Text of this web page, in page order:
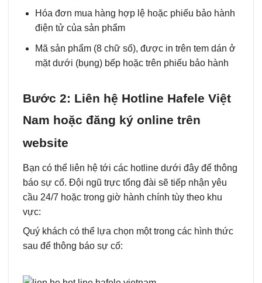
Hóa đơn mua hàng hợp lệ hoặc phiếu bảo hành
điện tử của sản phẩm
Mã sản phẩm (8 chữ số), được in trên tem dán ở
mặt dưới (bụng) bếp hoặc trên phiếu bảo hành
Bước 2: Liên hệ Hotline Hafele Việt
Nam hoặc đăng ký online trên
website
Bạn có thể liên hệ tới các hotline dưới đây để thông
báo sự cố. Đội ngũ trực tổng đài sẽ tiếp nhận yêu
cầu 24/7 hoặc trong giờ hành chính tùy theo khu
vực:
Quý khách có thể lựa chọn một trong các hình thức
sau để thông báo sự cố: